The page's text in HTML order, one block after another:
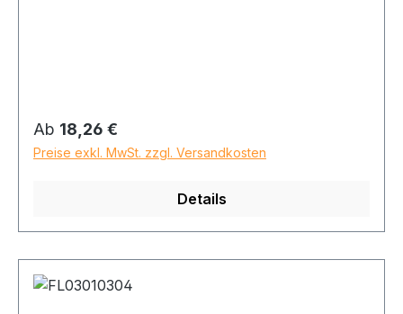
Regulärer Preis:
Ab 18,26 €
Preise exkl. MwSt. zzgl. Versandkosten
Details